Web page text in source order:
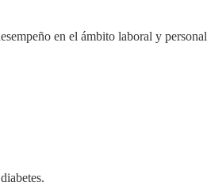
en el ámbito laboral y personal